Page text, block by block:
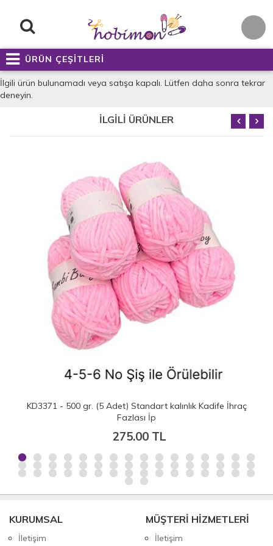
ÜRÜN ÇEŞİTLERİ
İlgili ürün bulunamadı veya satışa kapalı. Lütfen daha sonra tekrar
deneyin.
İLGİLİ ÜRÜNLER
KD3371 - 500 gr. (5 Adet) Standart kalınlık Kadife İhraç
Fazlası İp
275.00 TL
KURUMSAL
İletişim
MÜŞTERİ HİZMETLERİ
İletişim